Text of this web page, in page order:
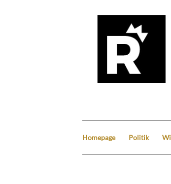
Homepage Politik